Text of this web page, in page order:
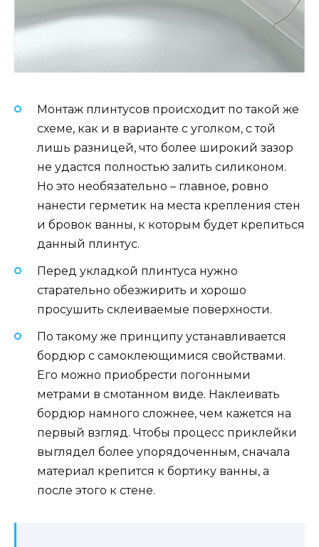
Монтаж плинтусов происходит по такой же
схеме, как и в варианте с уголком, с той
лишь разницей, что более широкий зазор
не удастся полностью залить силиконом.
Но это необязательно – главное, ровно
нанести герметик на места крепления стен
и бровок ванны, к которым будет крепиться
данный плинтус.
Перед укладкой плинтуса нужно
старательно обезжирить и хорошо
просушить склеиваемые поверхности.
По такому же принципу устанавливается
бордюр с самоклеющимися свойствами.
Его можно приобрести погонными
метрами в смотанном виде. Наклеивать
бордюр намного сложнее, чем кажется на
первый взгляд. Чтобы процесс приклейки
выглядел более упорядоченным, сначала
материал крепится к бортику ванны, а
после этого к стене.